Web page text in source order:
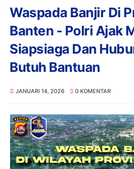
Waspada Banjir Di
Banten - Polri Ajak
Siapsiaga Dan
Butuh Bantuan
JANUARI 14, 2026 0 KOMENTAR